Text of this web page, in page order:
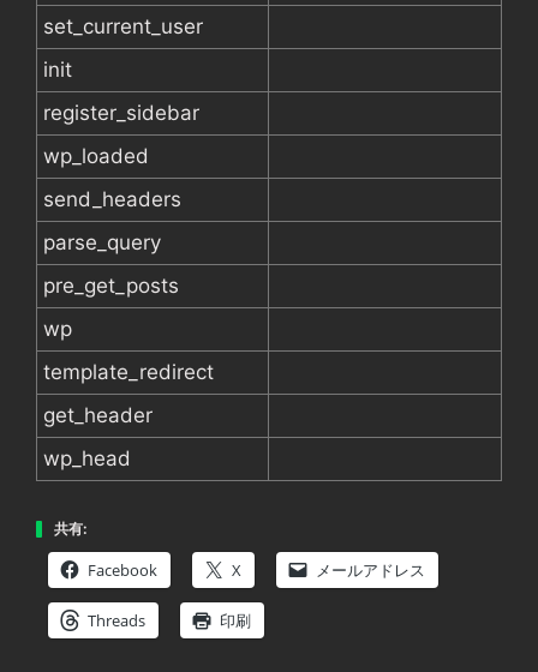
set_current_user
init
register_sidebar
wp_loaded
send_headers
parse_query
pre_get_posts
wp
template_redirect
get_header
wp_head
共有:
Facebook X メールアドレス
Threads 印刷